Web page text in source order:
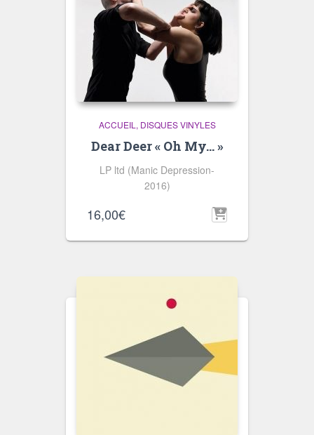
ACCUEIL DISQUES VINYLES
Dear Deer « Oh My… »
LP ltd (Manic Depression-
2016)
16,00€